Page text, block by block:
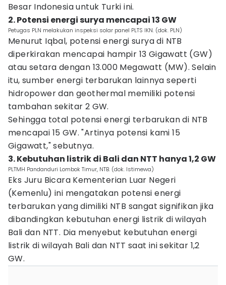
Besar Indonesia untuk Turki ini.
2. Potensi energi surya mencapai 13 GW
Petugas PLN melakukan inspeksi solar panel PLTS IKN. (dok. PLN)
Menurut Iqbal, potensi energi surya di NTB
diperkirakan mencapai hampir 13 Gigawatt (GW)
atau setara dengan 13.000 Megawatt (MW). Selain
itu, sumber energi terbarukan lainnya seperti
hidropower dan geothermal memiliki potensi
tambahan sekitar 2 GW.
Sehingga total potensi energi terbarukan di NTB
mencapai 15 GW. "Artinya potensi kami 15
Gigawatt," sebutnya.
3. Kebutuhan listrik di Bali dan NTT hanya 1,2 GW
PLTMH Pandanduri Lombok Timur, NTB. (dok. Istimewa)
Eks Juru Bicara Kementerian Luar Negeri
(Kemenlu) ini mengatakan potensi energi
terbarukan yang dimiliki NTB sangat signifikan jika
dibandingkan kebutuhan energi listrik di wilayah
Bali dan NTT. Dia menyebut kebutuhan energi
listrik di wilayah Bali dan NTT saat ini sekitar 1,2
GW.